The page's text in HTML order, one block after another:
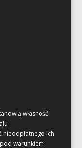
własność
nieodpłatnego ich
warunkiem